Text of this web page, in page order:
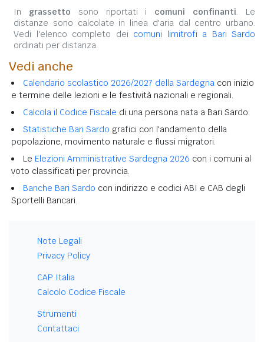
In grassetto sono riportati i comuni confinanti. Le
distanze sono calcolate in linea d'aria dal centro urbano.
Vedi l'elenco completo dei comuni limitrofi a Bari Sardo
ordinati per distanza.
Vedi anche
Calendario scolastico 2026/2027 della Sardegna con inizio
e termine delle lezioni e le festività nazionali e regionali.
Calcola il Codice Fiscale di una persona nata a Bari Sardo.
Statistiche Bari Sardo grafici con l'andamento della
popolazione, movimento naturale e flussi migratori.
Le Elezioni Amministrative Sardegna 2026 con i comuni al
voto classificati per provincia.
Banche Bari Sardo con indirizzo e codici ABI e CAB degli
Sportelli Bancari.
Note Legali
Privacy Policy
CAP Italia
Calcolo Codice Fiscale
Strumenti
Contattaci